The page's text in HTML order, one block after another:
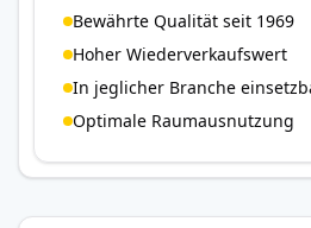
Bewährte Qualität seit 1969
Hoher Wiederverkaufswert
In jeglicher Branche
Optimale Raumausnutzung